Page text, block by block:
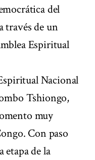
del
través de un
Espiritual
Nacional
Tshiongo,
muy
Con paso
etapa de la